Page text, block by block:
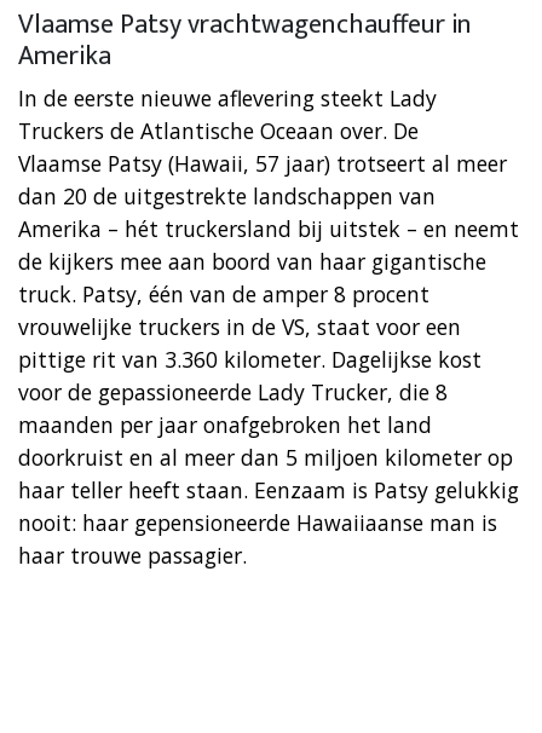
Vlaamse Patsy vrachtwagenchauffeur in
Amerika
In de eerste nieuwe aflevering steekt Lady
Truckers de Atlantische Oceaan over. De
Vlaamse Patsy (Hawaii, 57 jaar) trotseert al meer
dan 20 de uitgestrekte landschappen van
Amerika – hét truckersland bij uitstek – en neemt
de kijkers mee aan boord van haar gigantische
truck. Patsy, één van de amper 8 procent
vrouwelijke truckers in de VS, staat voor een
pittige rit van 3.360 kilometer. Dagelijkse kost
voor de gepassioneerde Lady Trucker, die 8
maanden per jaar onafgebroken het land
doorkruist en al meer dan 5 miljoen kilometer op
haar teller heeft staan. Eenzaam is Patsy gelukkig
nooit: haar gepensioneerde Hawaiiaanse man is
haar trouwe passagier.